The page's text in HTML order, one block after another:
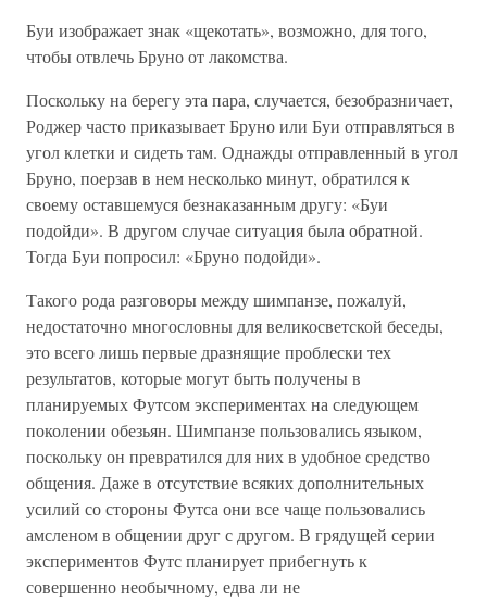
Буи изображает знак «щекотать», возможно, для того,
чтобы отвлечь Бруно от лакомства.
Поскольку на берегу эта пара, случается, безобразничает,
Роджер часто приказывает Бруно или Буи отправляться в
угол клетки и сидеть там. Однажды отправленный в угол
Бруно, поерзав в нем несколько минут, обратился к
своему оставшемуся безнаказанным другу: «Буи
подойди». В другом случае ситуация была обратной.
Тогда Буи попросил: «Бруно подойди».
Такого рода разговоры между шимпанзе, пожалуй,
недостаточно многословны для великосветской беседы,
это всего лишь первые дразнящие проблески тех
результатов, которые могут быть получены в
планируемых Футсом экспериментах на следующем
поколении обезьян. Шимпанзе пользовались языком,
поскольку он превратился для них в удобное средство
общения. Даже в отсутствие всяких дополнительных
усилий со стороны Футса они все чаще пользовались
амсленом в общении друг с другом. В грядущей серии
экспериментов Футс планирует прибегнуть к
совершенно необычному, едва ли не